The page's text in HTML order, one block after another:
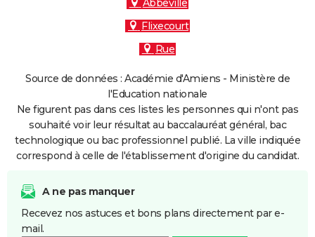
Abbeville
Flixecourt
Rue
Source de données : Académie d'Amiens - Ministère de
l'Education nationale
Ne figurent pas dans ces listes les personnes qui n'ont pas
souhaité voir leur résultat au baccalauréat général, bac
technologique ou bac professionnel publié. La ville indiquée
correspond à celle de l'établissement d'origine du candidat.
A ne pas manquer
Recevez nos astuces et bons plans directement par e-
mail.